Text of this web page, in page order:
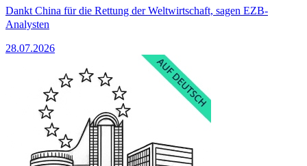
Dankt China für die Rettung der Weltwirtschaft, sagen EZB-
Analysten
28.07.2026